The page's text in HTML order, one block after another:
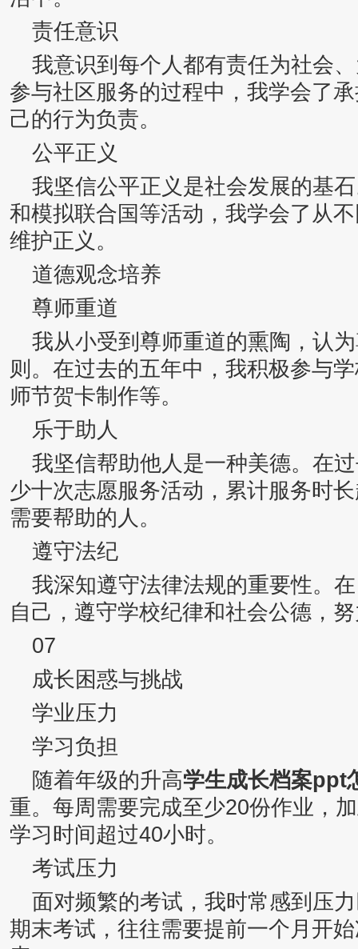
责任意识
我意识到每个人都有责任为社会
参与社区服务的过程中，我学会了
己的行为负责。
公平正义
我坚信公平正义是社会发展的基
和模拟联合国等活动，我学会了从
维护正义。
道德观念培养
尊师重道
我从小受到尊师重道的熏陶，认
则。在过去的五年中，我积极参与
师节贺卡制作等。
乐于助人
我坚信帮助他人是一种美德。在
少十次志愿服务活动，累计服务时
需要帮助的人。
遵守法纪
我深知遵守法律法规的重要性。
自己，遵守学校纪律和社会公德，
07
成长困惑与挑战
学业压力
学习负担
随着年级的升高学生成长档案ppt
重。每周需要完成至少20份作业，
学习时间超过40小时。
考试压力
面对频繁的考试，我时常感到压
期末考试，往往需要提前一个月开